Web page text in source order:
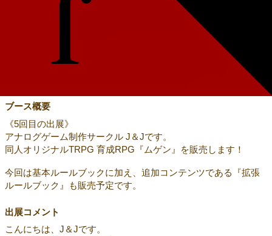
ブース概要
《5回目の出展》
アナログゲーム制作サークル J＆Jです。
同人オリジナルTRPG 育成RPG『ムゲン』を販売します！
今回は基本ルールブックに加え、追加コンテンツである『拡張
ルールブック』も販売予定です。
出展コメント
こんにちは、J＆Jです。